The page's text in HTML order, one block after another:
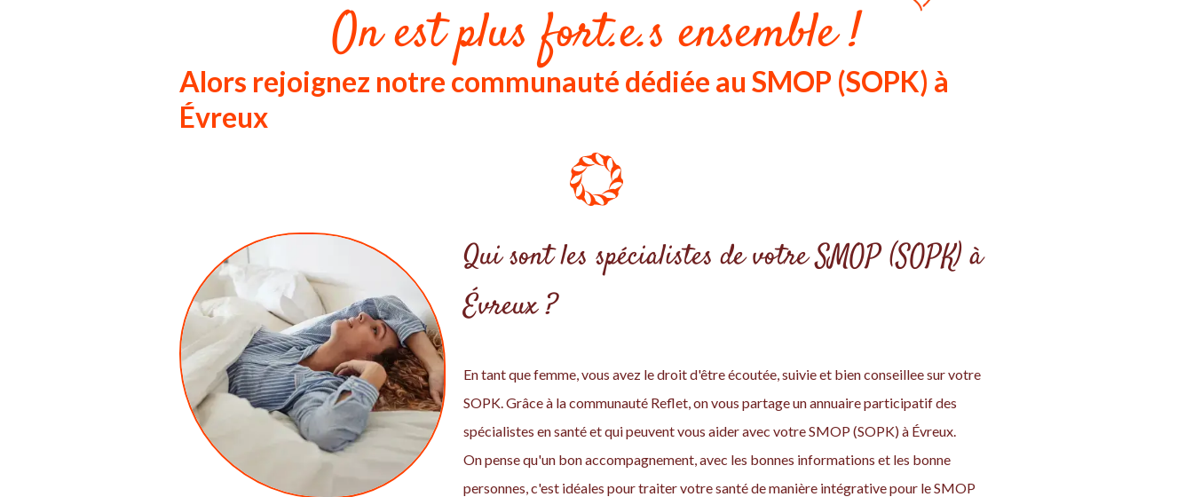
On est plus fort.e.s ensemble !
Alors rejoignez notre communauté dédiée au SMOP (SOPK) à
Évreux
Qui sont les spécialistes de votre SMOP (SOPK) à
Évreux ?
En tant que femme, vous avez le droit d'être écoutée, suivie et bien conseillee sur votre
SOPK. Grâce à la communauté Reflet, on vous partage un annuaire participatif des
spécialistes en santé et qui peuvent vous aider avec votre SMOP (SOPK) à Évreux.
On pense qu'un bon accompagnement, avec les bonnes informations et les bonne
personnes, c'est idéales pour traiter votre santé de manière intégrative pour le SMOP